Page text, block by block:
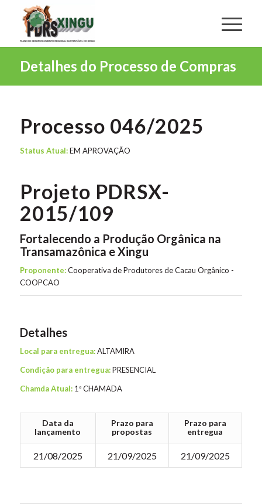
Detalhes do Processo de Compras
Processo 046/2025
Status Atual:EM APROVAÇÃO
Projeto PDRSX-
2015/109
Fortalecendo a Produção Orgânica na
Transamazônica e Xingu
Proponente:Cooperativa de Produtores de Cacau Orgânico -
COOPCAO
Detalhes
Local para entregua:ALTAMIRA
Condição para entregua:PRESENCIAL
Chamda Atual: 1ª CHAMADA
Data da
lançamento
Prazo para
propostas
Prazo para
entregua
21/08/2025 21/09/2025 21/09/2025